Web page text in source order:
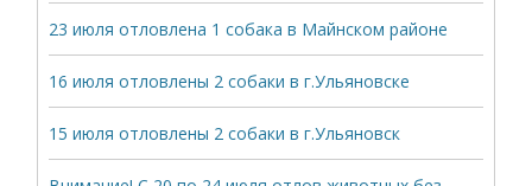
23 июля отловлена 1 собака в Майнском районе
16 июля отловлены 2 собаки в г.Ульяновске
15 июля отловлены 2 собаки в г.Ульяновск